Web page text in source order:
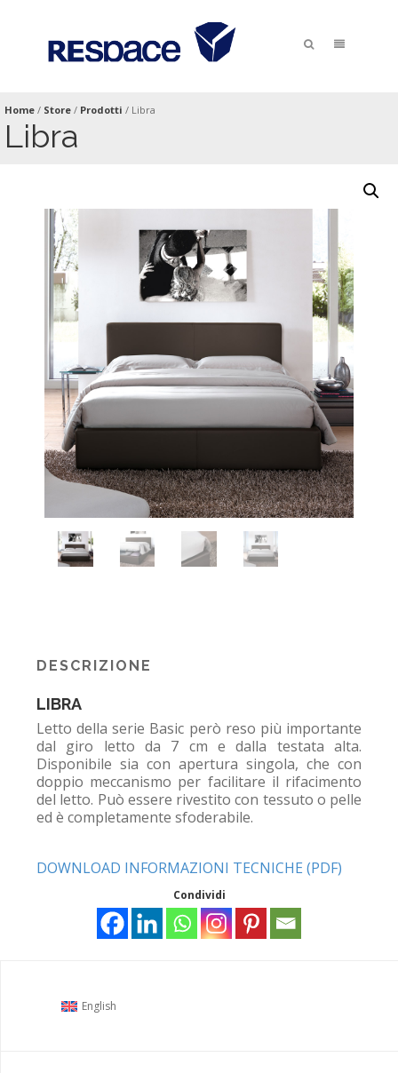
Home / Store / Prodotti / Libra
Libra
DESCRIZIONE
LIBRA
Letto della serie Basic però reso più importante
dal giro letto da 7 cm e dalla testata alta.
Disponibile sia con apertura singola, che con
doppio meccanismo per facilitare il rifacimento
del letto. Può essere rivestito con tessuto o pelle
ed è completamente sfoderabile.
DOWNLOAD INFORMAZIONI TECNICHE (PDF)
Condividi
English